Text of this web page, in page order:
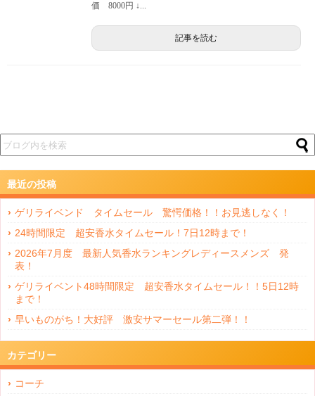
価 8000円 ↓...
記事を読む
最近の投稿
ゲリライベンド タイムセール 驚愕価格！！お見逃しなく！
24時間限定 超安香水タイムセール！7日12時まで！
2026年7月度 最新人気香水ランキングレディースメンズ 発
表！
ゲリライベント48時間限定 超安香水タイムセール！！5日12時
まで！
早いものがち！大好評 激安サマーセール第二弾！！
カテゴリー
コーチ